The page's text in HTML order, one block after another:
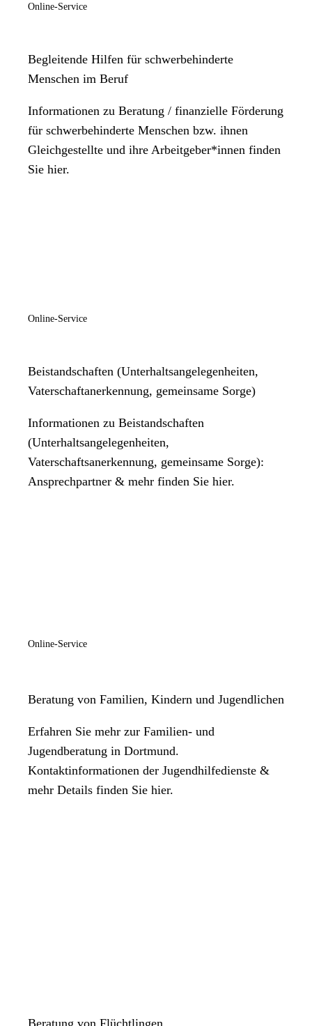
Online-Service
Begleitende Hilfen für schwerbehinderte
Menschen im Beruf
Informationen zu Beratung / finanzielle Förderung
für schwerbehinderte Menschen bzw. ihnen
Gleichgestellte und ihre Arbeitgeber*innen finden
Sie hier.
Online-Service
Beistandschaften (Unterhaltsangelegenheiten,
Vaterschaftanerkennung, gemeinsame Sorge)
Informationen zu Beistandschaften
(Unterhaltsangelegenheiten,
Vaterschaftsanerkennung, gemeinsame Sorge):
Ansprechpartner & mehr finden Sie hier.
Online-Service
Beratung von Familien, Kindern und Jugendlichen
Erfahren Sie mehr zur Familien- und
Jugendberatung in Dortmund.
Kontaktinformationen der Jugendhilfedienste &
mehr Details finden Sie hier.